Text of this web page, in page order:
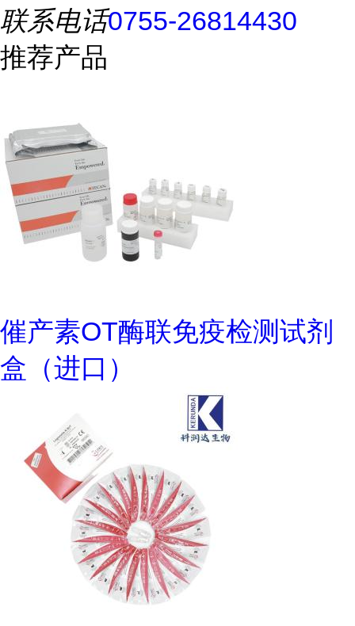
联系电话0755-26814430
推荐产品
催产素OT酶联免疫检测试剂
盒（进口）